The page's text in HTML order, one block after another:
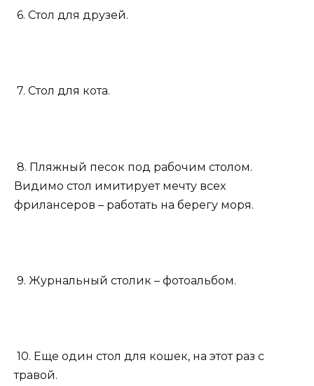
6. Стол для друзей.
7. Стол для кота.
8. Пляжный песок под рабочим столом.
Видимо стол имитирует мечту всех
фрилансеров – работать на берегу моря.
9. Журнальный столик – фотоальбом.
10. Еще один стол для кошек, на этот раз с
травой.